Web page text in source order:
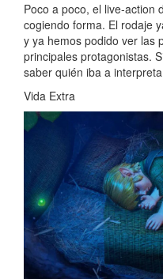
Poco a poco, el live-action
cogiendo forma. El rodaje
y ya hemos podido ver las
principales protagonistas.
saber quién iba a
Vida Extra